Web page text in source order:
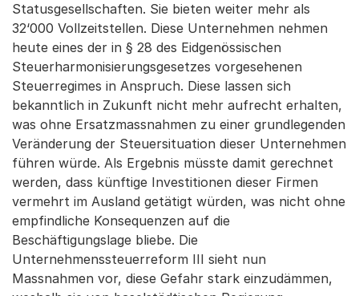
Statusgesellschaften. Sie bieten weiter mehr als
32‘000 Vollzeitstellen. Diese Unternehmen nehmen
heute eines der in § 28 des Eidgenössischen
Steuerharmonisierungsgesetzes vorgesehenen
Steuerregimes in Anspruch. Diese lassen sich
bekanntlich in Zukunft nicht mehr aufrecht erhalten,
was ohne Ersatzmassnahmen zu einer grundlegenden
Veränderung der Steuersituation dieser Unternehmen
führen würde. Als Ergebnis müsste damit gerechnet
werden, dass künftige Investitionen dieser Firmen
vermehrt im Ausland getätigt würden, was nicht ohne
empfindliche Konsequenzen auf die
Beschäftigungslage bliebe. Die
Unternehmenssteuerreform III sieht nun
Massnahmen vor, diese Gefahr stark einzudämmen,